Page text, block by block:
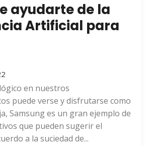
ayudarte de la
Artificial para
en nuestros
puede verse y disfrutarse como
Samsung es un gran ejemplo de
que pueden sugerir el
a la suciedad de...